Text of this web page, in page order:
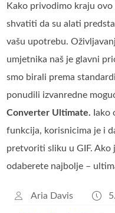
Kako privodimo kraju
shvatiti da su alati
vašu upotrebu.
umjetnika naš je glavni
smo birali prema
ponudili izvanredne
Converter Ultimate. Iako
funkcija, korisnicima je i
pretvoriti sliku u GIF. Ako
odaberete najbolje –
Aria Davis